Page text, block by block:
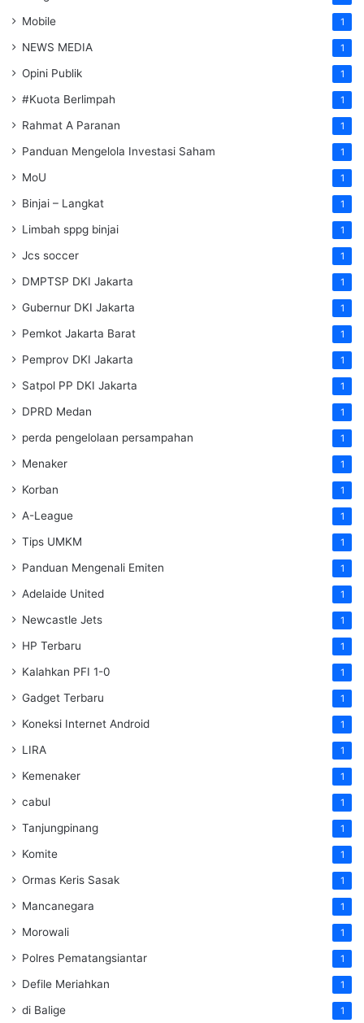
Mobile 1
NEWS MEDIA 1
Opini Publik 1
#Kuota Berlimpah 1
Rahmat A Paranan 1
Panduan Mengelola Investasi Saham 1
MoU 1
Binjai – Langkat 1
Limbah sppg binjai 1
Jcs soccer 1
DMPTSP DKI Jakarta 1
Gubernur DKI Jakarta 1
Pemkot Jakarta Barat 1
Pemprov DKI Jakarta 1
Satpol PP DKI Jakarta 1
DPRD Medan 1
perda pengelolaan persampahan 1
Menaker 1
Korban 1
A-League 1
Tips UMKM 1
Panduan Mengenali Emiten 1
Adelaide United 1
Newcastle Jets 1
HP Terbaru 1
Kalahkan PFI 1-0 1
Gadget Terbaru 1
Koneksi Internet Android 1
LIRA 1
Kemenaker 1
cabul 1
Tanjungpinang 1
Komite 1
Ormas Keris Sasak 1
Mancanegara 1
Morowali 1
Polres Pematangsiantar 1
Defile Meriahkan 1
di Balige 1